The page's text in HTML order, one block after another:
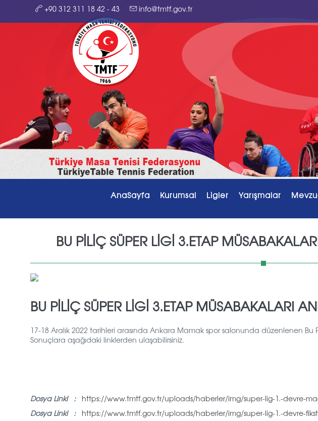
+90 312 311 18 42 - 43 info@tmtf.gov.tr
AnaSayfa Kurumsal Ligler Yarışmalar
BU PİLİÇ SÜPER LİGİ 3.ETAP
BU PİLİÇ SÜPER LİGİ 3.ETAP MÜSABAKALARI
17-18 Aralık 2022 tarihleri arasında Ankara Mamak spor salonunda düzenlenen
Sonuçlara aşağıdaki linklerden ulaşabilirsiniz.
Dosya Linki : https://www.tmtf.gov.tr/uploads/haberler/img/super-lig-1.-devre-
Dosya Linki : https://www.tmtf.gov.tr/uploads/haberler/img/super-lig-1.-devre-